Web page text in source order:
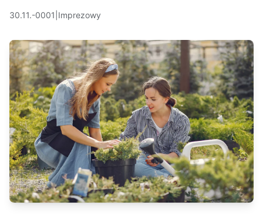
30.11.-0001 Imprezowy